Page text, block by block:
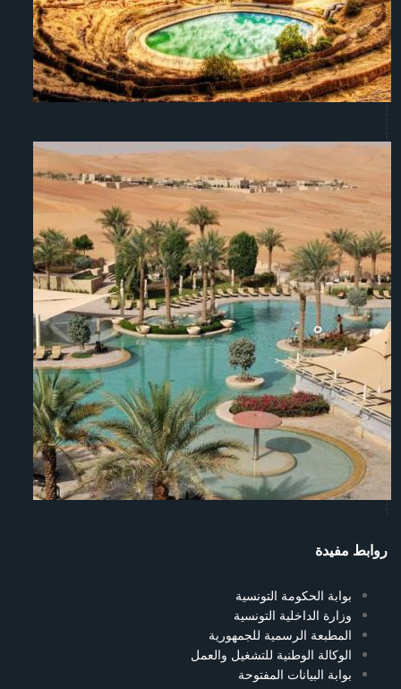
روابط مفيدة
بوابة الحكومة التونسية
وزارة الداخلية التونسية
المطبعة الرسمية للجمهورية
الوكالة الوطنية للتشغيل والعمل
بوابة البيانات المفتوحة